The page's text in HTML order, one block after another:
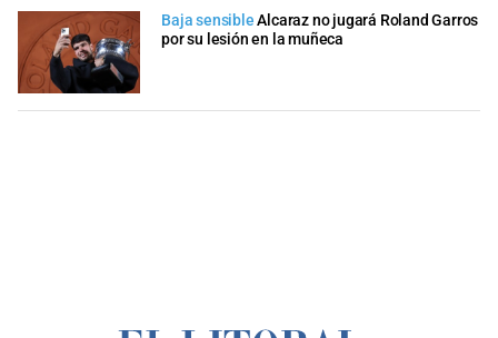
Baja sensible Alcaraz no jugará Roland Garros
por su lesión en la muñeca